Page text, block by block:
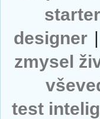
starter
designer |
zmysel
test